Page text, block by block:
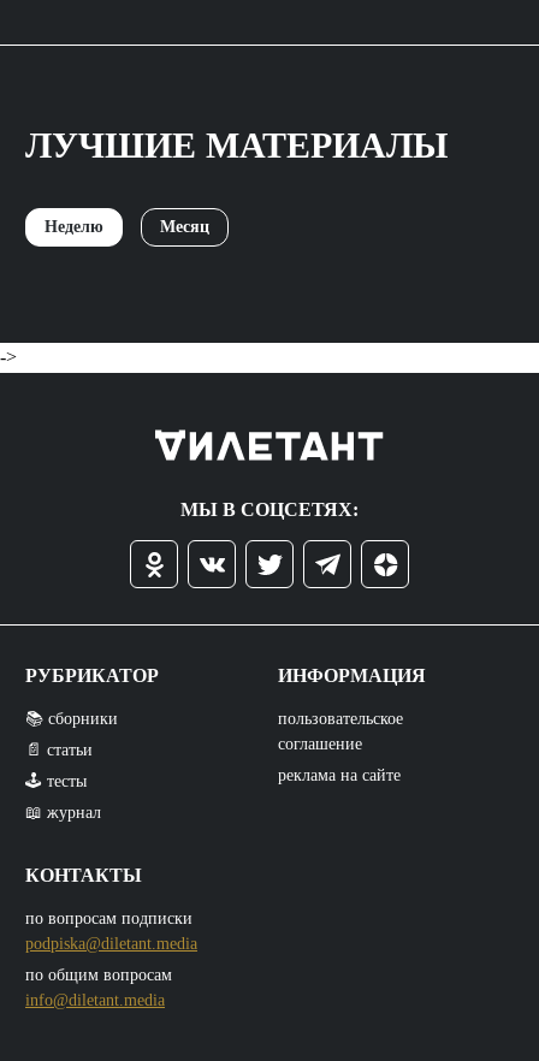
ЛУЧШИЕ МАТЕРИАЛЫ
Неделю Месяц
->
МЫ В СОЦСЕТЯХ:
РУБРИКАТОР
📚 сборники
📄 статьи
🕹️ тесты
📖 журнал
КОНТАКТЫ
по вопросам подписки
podpiska@diletant.media
по общим вопросам
info@diletant.media
ИНФОРМАЦИЯ
пользовательское
соглашение
реклама на сайте